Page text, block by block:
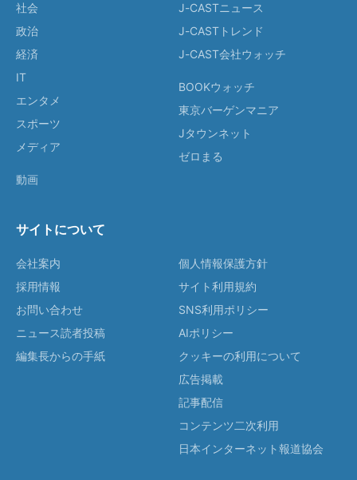
社会
政治
経済
IT
エンタメ
スポーツ
メディア
動画
J-CASTニュース
J-CASTトレンド
J-CAST会社ウォッチ
BOOKウォッチ
東京バーゲンマニア
Jタウンネット
ゼロまる
サイトについて
会社案内
採用情報
お問い合わせ
ニュース読者投稿
編集長からの手紙
個人情報保護方針
サイト利用規約
SNS利用ポリシー
AIポリシー
クッキーの利用について
広告掲載
記事配信
コンテンツ二次利用
日本インターネット報道協会